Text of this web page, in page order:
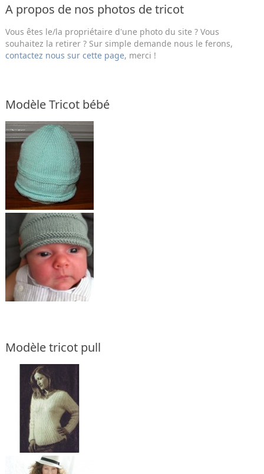
A propos de nos photos de tricot
Vous êtes le/la propriétaire d'une photo du site ? Vous
souhaitez la retirer ? Sur simple demande nous le ferons,
contactez nous sur cette page, merci !
Modèle Tricot bébé
Modèle tricot pull